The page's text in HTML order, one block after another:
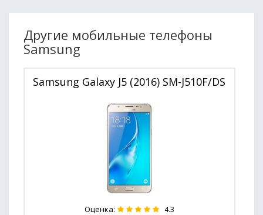
Другие мобильные телефоны
Samsung
Samsung Galaxy J5 (2016) SM-J510F/DS
Оценка: 4.3